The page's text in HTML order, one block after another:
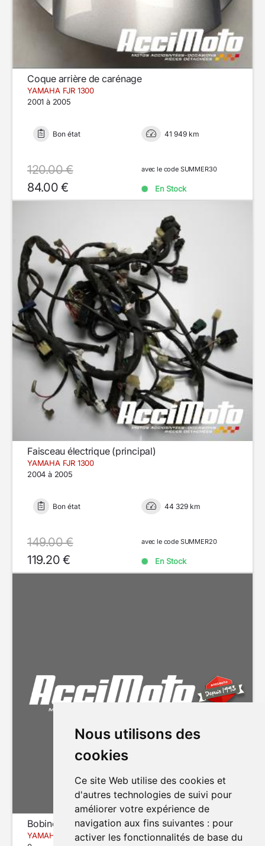
Nous utilisons des
cookies
Ce site Web utilise des cookies et
d'autres technologies de suivi pour
améliorer votre expérience de
navigation aux fins suivantes : pour
activer les fonctionnalités de base du
Coque arrière de carénage
YAMAHA FJR 1300
2001 à 2005
Bon état 41 949 km
120.00 €
84.00 €
avec le code SUMMER30
En Stock
Faisceau électrique (principal)
YAMAHA FJR 1300
2004 à 2005
Bon état 44 329 km
149.00 €
119.20 €
avec le code SUMMER20
En Stock
Bobine d'allumage (1/4)
YAMAHA FJR 1300